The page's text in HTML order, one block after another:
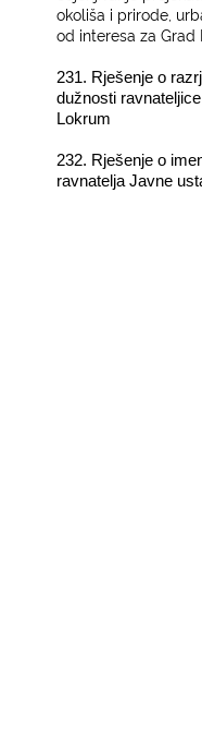
okoliša i prirode,
od interesa za
231. Rješenje o
dužnosti
Lokrum
232. Rješenje o
ravnatelja Javne